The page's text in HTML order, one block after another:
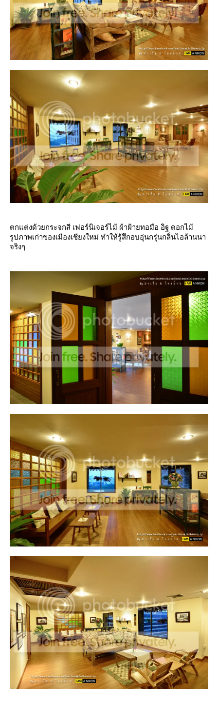
ตกแต่งด้วยกระจกสี เฟอร์นิเจอร์ไม้ ผ้าฝ้ายทอมือ อิฐ ดอกไม้
รูปภาพเก่าของเมืองเชียงใหม่ ทำให้รู้สึกอบอุ่นกรุ่นกลิ่นไอล้านนา
จริงๆ